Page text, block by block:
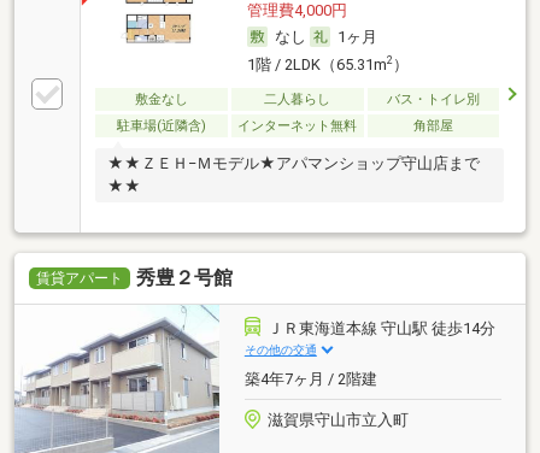
管理費4,000円
なし
1ヶ月
1階 / 2LDK（65.31m2）
敷金なし 二人暮らし
バス・トイレ別
駐車場(近隣含)
インターネット無料 角部屋
★★ＺＥＨ−Ｍモデル★アパマンショップ守山店まで
★★
賃貸アパート 秀豊２号館
ＪＲ東海道本線 守山駅 徒歩14分
その他の交通
築4年7ヶ月 / 2階建
滋賀県守山市立入町